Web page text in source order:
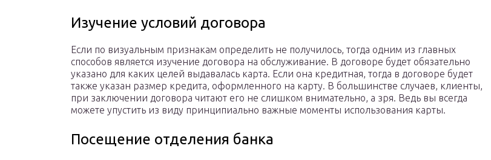
Изучение условий договора
Если по визуальным признакам определить не получилось, тогда одним из главных
способов является изучение договора на обслуживание. В договоре будет обязательно
указано для каких целей выдавалась карта. Если она кредитная, тогда в договоре будет
также указан размер кредита, оформленного на карту. В большинстве случаев, клиенты,
при заключении договора читают его не слишком внимательно, а зря. Ведь вы всегда
можете упустить из виду принципиально важные моменты использования карты.
Посещение отделения банка